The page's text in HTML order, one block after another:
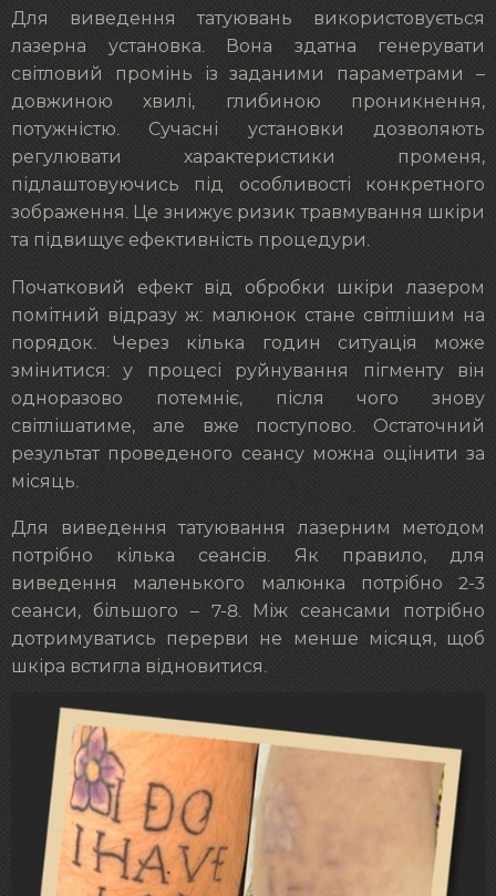
Для виведення татуювань використовується
лазерна установка. Вона здатна генерувати
світловий промінь із заданими параметрами –
довжиною хвилі, глибиною проникнення,
потужністю. Сучасні установки дозволяють
регулювати характеристики променя,
підлаштовуючись під особливості конкретного
зображення. Це знижує ризик травмування шкіри
та підвищує ефективність процедури.
Початковий ефект від обробки шкіри лазером
помітний відразу ж: малюнок стане світлішим на
порядок. Через кілька годин ситуація може
змінитися: у процесі руйнування пігменту він
одноразово потемніє, після чого знову
світлішатиме, але вже поступово. Остаточний
результат проведеного сеансу можна оцінити за
місяць.
Для виведення татуювання лазерним методом
потрібно кілька сеансів. Як правило, для
виведення маленького малюнка потрібно 2-3
сеанси, більшого – 7-8. Між сеансами потрібно
дотримуватись перерви не менше місяця, щоб
шкіра встигла відновитися.